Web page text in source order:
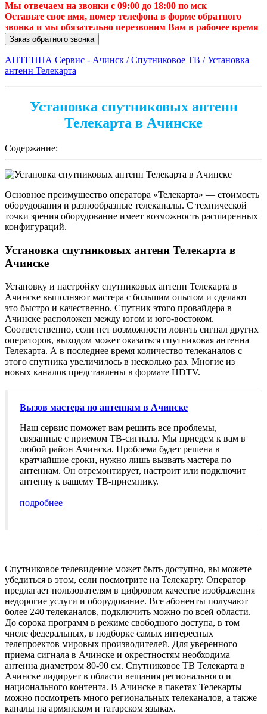
Мы отвечаем на звонки с 09:00 до 18:00 по мск
Оставьте свое имя, номер телефона в форме обратного
звонка и мы обязательно перезвоним Вам в рабочее время
Заказ обратного звонка
АНТЕННА Сервис - Ачинск / Спутниковое ТВ / Установка
антенн Телекарта
Установка спутниковых антенн
Телекарта в Ачинске
Содержание:
Основное преимущество оператора «Телекарта» — стоимость
оборудования и разнообразные телеканалы. С технической
точки зрения оборудование имеет возможность расширенных
конфигураций.
Установка спутниковых антенн Телекарта в
Ачинске
Установку и настройку спутниковых антенн Телекарта в
Ачинске выполняют мастера с большим опытом и сделают
это быстро и качественно. Спутник этого провайдера в
Ачинске расположен между югом и юго-востоком.
Соответственно, если нет возможности ловить сигнал других
операторов, выходом может оказаться спутниковая антенна
Телекарта. А в последнее время количество телеканалов с
этого спутника увеличилось в несколько раз. Многие из
новых каналов представлены в формате HDTV.
Вызов мастера по антеннам в Ачинске
Наш сервис поможет вам решить все проблемы,
связанные с приемом ТВ-сигнала. Мы приедем к вам в
любой район Ачинска. Проблема будет решена в
кратчайшие сроки, нужно лишь вызвать мастера по
антеннам. Он отремонтирует, настроит или подключит
антенну к вашему ТВ-приемнику.
подробнее
Спутниковое телевидение может быть доступно, вы можете
убедиться в этом, если посмотрите на Телекарту. Оператор
предлагает пользователям в цифровом качестве изображения
недорогие услуги и оборудование. Все абоненты получают
более 240 телеканалов, подключить можно по всей области.
До сорока программ в режиме свободного доступа, в том
числе федеральных, в подборке самых интересных
телепроектов мировых производителей. Для уверенного
приема сигнала в Ачинске и окрестностям необходима
антенна диаметром 80-90 см. Спутниковое ТВ Телекарта в
Ачинске лидирует в области вещания регионального и
национального контента. В Ачинске в пакетах Телекарты
можно посмотреть много региональных телеканалов, а также
каналы на армянском и татарском языках.